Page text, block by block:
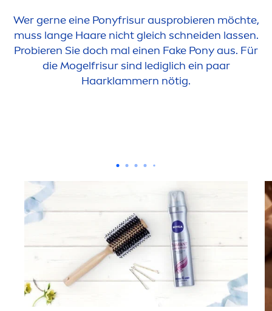
Wer gerne eine Ponyfrisur ausprobieren möchte,
muss lange Haare nicht gleich schneiden lassen.
Probieren Sie doch mal einen Fake Pony aus. Für
die Mogelfrisur sind lediglich ein paar
Haarklammern nötig.